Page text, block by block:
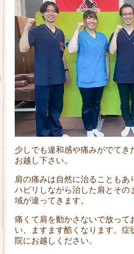
少しでも違和感や痛みがでてき
お越し下さい。
肩の痛みは自然に治ることもあ
ハビリしながら治した肩とその
域が違ってきます。
痛くて肩を動かさないで放って
い、ますます酷くなります。
院にお越しください。